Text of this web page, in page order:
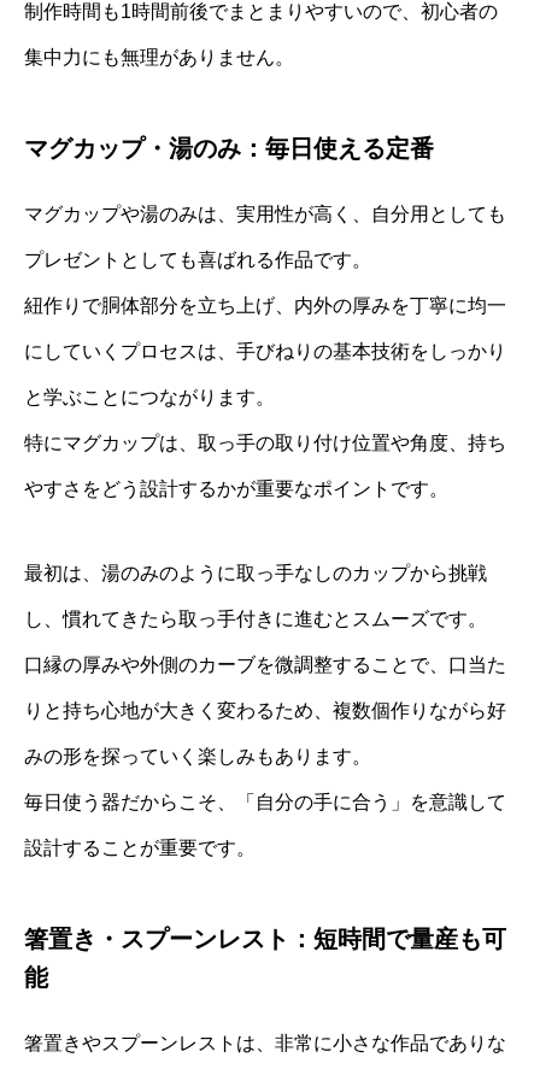
制作時間も1時間前後でまとまりやすいので、初心者の
集中力にも無理がありません。
マグカップ・湯のみ：毎日使える定番
マグカップや湯のみは、実用性が高く、自分用としても
プレゼントとしても喜ばれる作品です。
紐作りで胴体部分を立ち上げ、内外の厚みを丁寧に均一
にしていくプロセスは、手びねりの基本技術をしっかり
と学ぶことにつながります。
特にマグカップは、取っ手の取り付け位置や角度、持ち
やすさをどう設計するかが重要なポイントです。
最初は、湯のみのように取っ手なしのカップから挑戦
し、慣れてきたら取っ手付きに進むとスムーズです。
口縁の厚みや外側のカーブを微調整することで、口当た
りと持ち心地が大きく変わるため、複数個作りながら好
みの形を探っていく楽しみもあります。
毎日使う器だからこそ、「自分の手に合う」を意識して
設計することが重要です。
箸置き・スプーンレスト：短時間で量産も可
能
箸置きやスプーンレストは、非常に小さな作品でありな